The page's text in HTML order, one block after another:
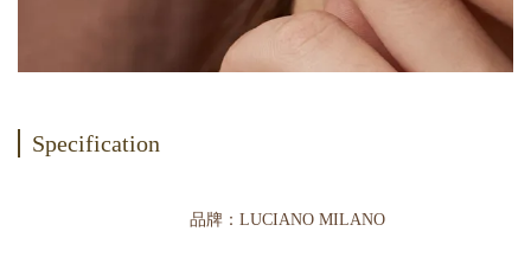
Specification
品牌：LUCIANO MILANO